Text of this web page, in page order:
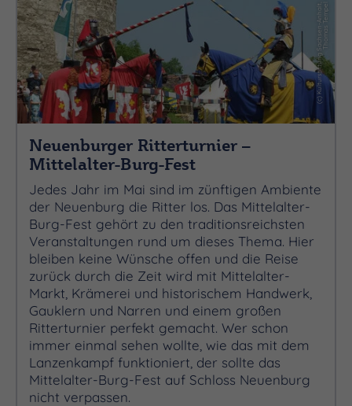
(
c
)
K
ul
t
u
r
s
ti
f
t
u
n
g
S
a
c
h
s
e
n
-
A
n
h
al
t,
T
h
o
m
a
s
T
e
m
pel
Neuenburger Ritterturnier –
Mittelalter-Burg-Fest
Jedes Jahr im Mai sind im zünftigen Ambiente
der Neuenburg die Ritter los. Das Mittelalter-
Burg-Fest gehört zu den traditionsreichsten
Veranstaltungen rund um dieses Thema. Hier
bleiben keine Wünsche offen und die Reise
zurück durch die Zeit wird mit Mittelalter-
Markt, Krämerei und historischem Handwerk,
Gauklern und Narren und einem großen
Ritterturnier perfekt gemacht. Wer schon
immer einmal sehen wollte, wie das mit dem
Lanzenkampf funktioniert, der sollte das
Mittelalter-Burg-Fest auf Schloss Neuenburg
nicht verpassen.